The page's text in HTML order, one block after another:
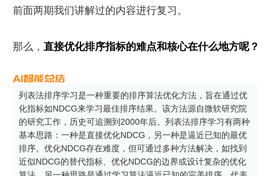
前面两期我们讲解过的内容进行复习。
那么， 直接优化排序指标的难点和核心在什么地方呢？
列表法排序学习是一种重要的排序算法优化方法，旨在通过优
化指标如NDCG来学习最佳排序结果。该方法源自微软研究院
的研究工作，历史可追溯到2000年后。列表法排序学习有两种
基本思路：一种是直接优化NDCG，另一种是逼近已知的最优
排序。优化NDCG存在难度，但可通过多种方法解决，如找到
近似NDCG的替代指标、优化NDCG的边界或设计复杂的优化